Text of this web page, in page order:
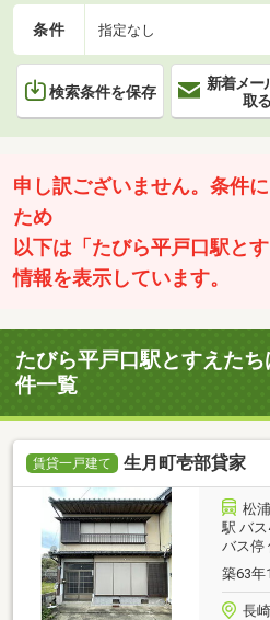
条件 指定なし
検索条件を保存
新着メー
取る
申し訳ございません。条件
ため
以下は「たびら平戸口駅と
情報を表示しています。
たびら平戸口駅とすえた
件一覧
賃貸一戸建て 生月町壱部貸家
松
駅 バ
バス停
築63年
長